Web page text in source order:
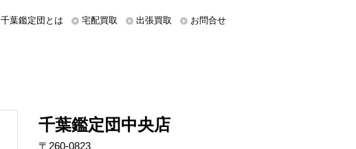
千葉鑑定団とは 宅配買取 出張買取 お問合せ
千葉鑑定団中央店
〒260-0823